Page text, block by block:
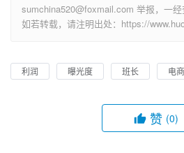
sumchina520@foxmail.com 举报，一经
如若转载，请注明出处：https://
利润 曝光度 班长 电商
赞 (0)